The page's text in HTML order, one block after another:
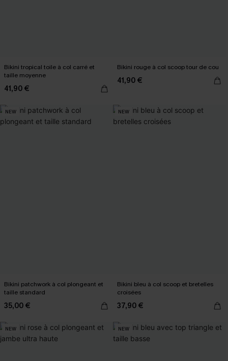
Bikini tropical toile à col carré et
taille moyenne
41,90 €
Bikini rouge à col scoop tour de cou
41,90 €
NEW
Bikini patchwork à col plongeant et
taille standard
35,00 €
NEW
Bikini bleu à col scoop et bretelles
croisées
37,90 €
NEW NEW